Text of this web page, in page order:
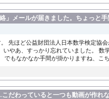
」メールが届きました。ちょっと
先ほど公益財団法人日本数学検定
やあ、すっかり忘れていました。 数
でもなかなか手間が掛かりますね、こ
だわっていると一つも動画が作れ